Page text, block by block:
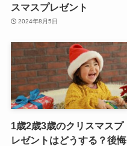
スマスプレゼント
2024年8月5日
1歳2歳3歳のクリスマスプ
レゼントはどうする？後悔